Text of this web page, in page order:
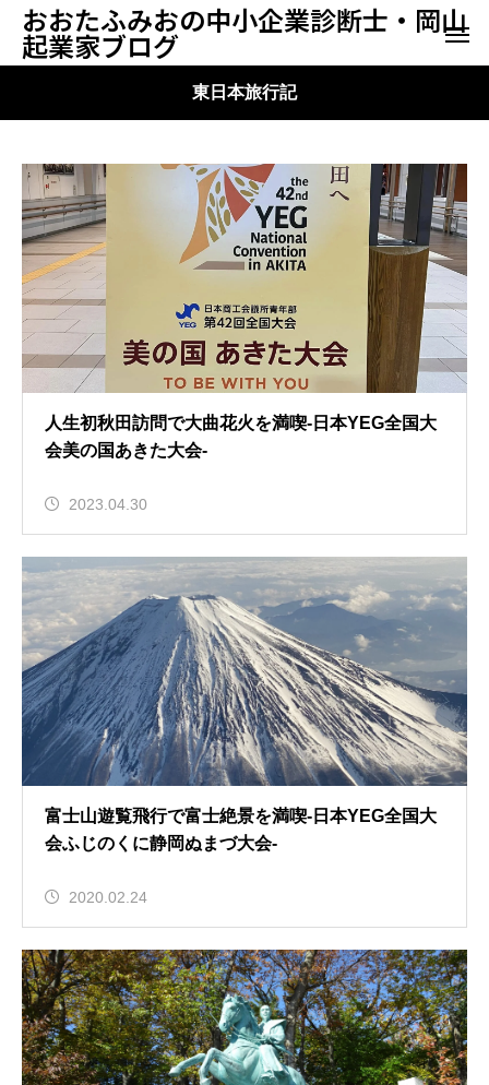
おおたふみおの中小企業診断士・岡山
起業家ブログ
東日本旅行記
人生初秋田訪問で大曲花火を満喫-日本YEG全国大
会美の国あきた大会-
2023.04.30
富士山遊覧飛行で富士絶景を満喫-日本YEG全国大
会ふじのくに静岡ぬまづ大会-
2020.02.24